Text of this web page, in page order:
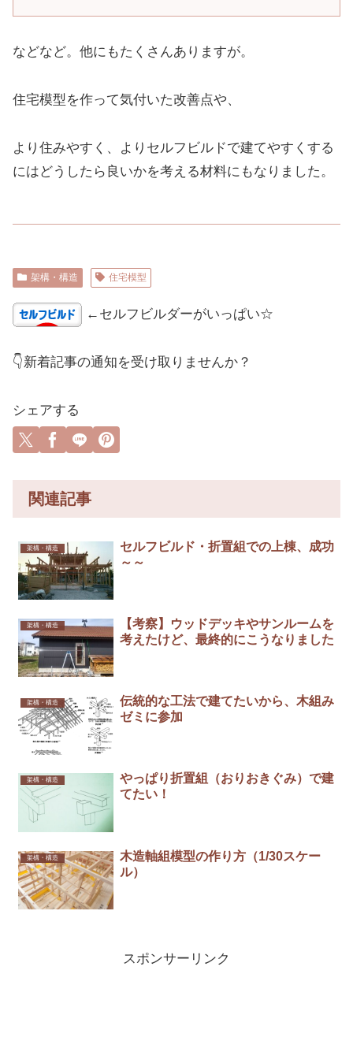
などなど。他にもたくさんありますが。
住宅模型を作って気付いた改善点や、
より住みやすく、よりセルフビルドで建てやすくする
にはどうしたら良いかを考える材料にもなりました。
架構・構造 住宅模型
←セルフビルダーがいっぱい☆
👇新着記事の通知を受け取りませんか？
シェアする
関連記事
架構・構造
セルフビルド・折置組での上棟、成功
～～
架構・構造
【考察】ウッドデッキやサンルームを
考えたけど、最終的にこうなりました
架構・構造
伝統的な工法で建てたいから、木組み
ゼミに参加
架構・構造
やっぱり折置組（おりおきぐみ）で建
てたい！
架構・構造
木造軸組模型の作り方（1/30スケー
ル）
スポンサーリンク